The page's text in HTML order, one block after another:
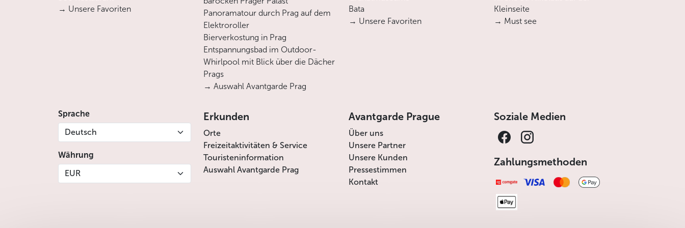
→ Unsere Favoriten
Panoramatour durch Prag auf dem
Elektroroller
Bierverkostung in Prag
Entspannungsbad im Outdoor-
Whirlpool mit Blick über die Dächer
Prags
→ Auswahl Avantgarde Prag
Bata
→ Unsere Favoriten
Kleinseite
→ Must see
Sprache
Deutsch
Währung
EUR
Erkunden
Orte
Freizeitaktivitäten & Service
Touristeninformation
Auswahl Avantgarde Prag
Avantgarde Prague
Über uns
Unsere Partner
Unsere Kunden
Pressestimmen
Kontakt
Soziale Medien
Zahlungsmethoden